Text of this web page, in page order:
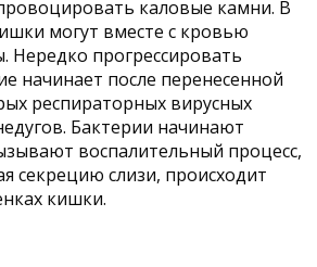
каловые камни. В
могут вместе с кровью
Нередко прогрессировать
начинает после перенесенной
респираторных вирусных
Бактерии начинают
воспалительный процесс,
секрецию слизи, происходит
кишки.